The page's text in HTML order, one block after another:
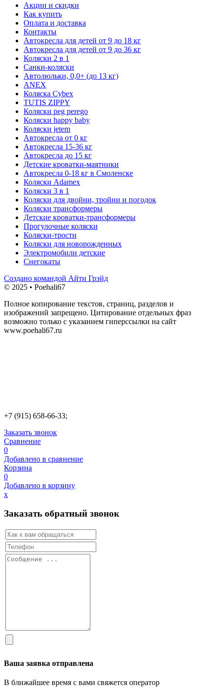
Акции и скидки
Как купить
Оплата и доставка
Контакты
Автокресла для детей от 9 до 18 кг
Автокресла для детей от 9 до 36 кг
Коляски 2 в 1
Санки-коляски
Автолюльки, 0,0+ (до 13 кг)
ANEX
Коляска Cybex
TUTIS ZIPPY
Коляски peg perego
Коляски happy baby
Коляски jetem
Автокресла от 0 кг
Автокресла 15-36 кг
Автокресла до 15 кг
Детские кроватки-маятники
Автокресла 0-18 кг в Смоленске
Коляски Adamex
Коляски 3 в 1
Коляски для двойни, тройни и погодок
Коляски трансформеры
Детские кроватки-трансформеры
Прогулочные коляски
Коляски-трости
Коляски для новорожденных
Электромобили детские
Снегокаты
Создано командой Айти Грэйд
© 2025 • Poehali67
Полное копирование текстов, страниц, разделов и
изображений запрещено. Цитирование отдельных фраз
возможно только с указанием гиперссылки на сайт
www.poehali67.ru
+7 (915) 658-66-33;
Заказать звонок
Сравнение
0
Добавлено в сравнение
Корзина
0
Добавлено в корзину
х
Заказать обратный звонок
Ваша заявка отправлена
В ближайшее время с вами свяжется оператор